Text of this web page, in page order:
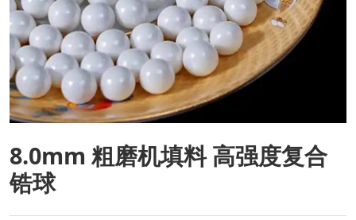
8.0mm 粗磨机填料 高强度复合
锆球